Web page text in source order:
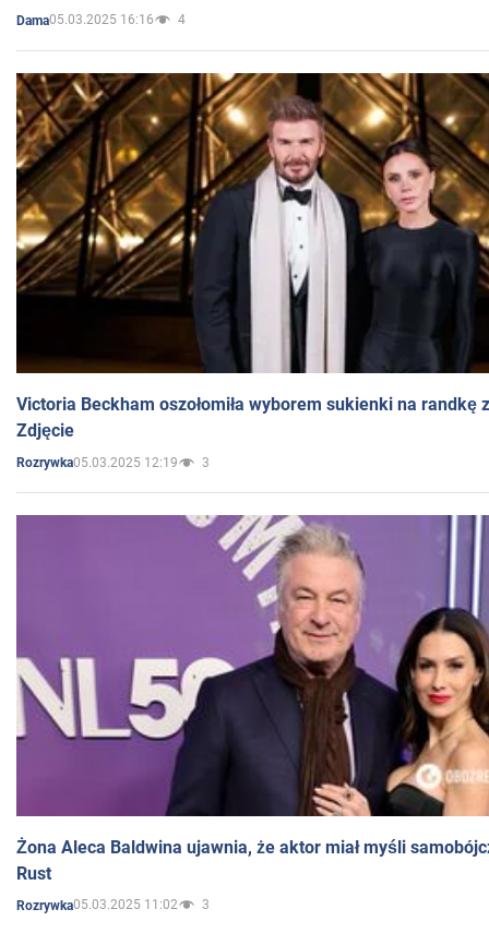
Dama05.03.2025 16:16 4
Victoria Beckham oszołomiła wyborem sukienki na randkę
Zdjęcie
Rozrywka05.03.2025 12:19 3
Żona Aleca Baldwina ujawnia, że aktor miał myśli
Rust
Rozrywka05.03.2025 11:02 3